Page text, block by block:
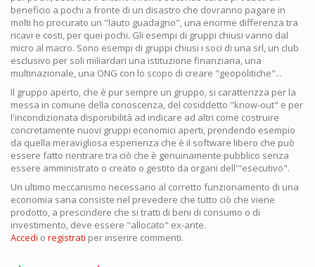
beneficio a pochi a fronte di un disastro che dovranno pagare in
molti ho procurato un "lauto guadagno", una enorme differenza tra
ricavi e costi, per quei pochi. Gli esempi di gruppi chiusi vanno dal
micro al macro. Sono esempi di gruppi chiusi i soci di una srl, un club
esclusivo per soli miliardari una istituzione finanziaria, una
multinazionale, una ONG con lo scopo di creare "geopolitiche"...
Il gruppo aperto, che è pur sempre un gruppo, si caratterizza per la
messa in comune della conoscenza, del cosiddetto "know-out" e per
l'incondizionata disponibilità ad indicare ad altri come costruire
concretamente nuovi gruppi economici aperti, prendendo esempio
da quella meravigliosa esperienza che è il software libero che può
essere fatto rientrare tra ciò che è genuinamente pubblico senza
essere amministrato o creato o gestito da organi dell'"esecutivo".
Un ultimo meccanismo necessario al corretto funzionamento di una
economia sana consiste nel prevedere che tutto ciò che viene
prodotto, a prescindere che si tratti di beni di consumo o di
investimento, deve essere "allocato" ex-ante.
Accedi o registrati per inserire commenti.